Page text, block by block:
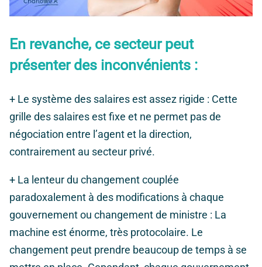
En revanche, ce secteur peut
présenter des inconvénients :
+ Le système des salaires est assez rigide : Cette
grille des salaires est fixe et ne permet pas de
négociation entre l’agent et la direction,
contrairement au secteur privé.
+ La lenteur du changement couplée
paradoxalement à des modifications à chaque
gouvernement ou changement de ministre : La
machine est énorme, très protocolaire. Le
changement peut prendre beaucoup de temps à se